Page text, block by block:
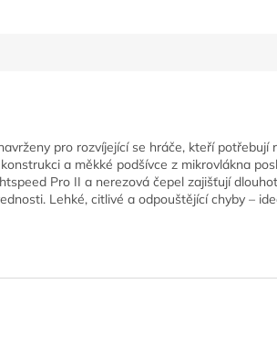
pro rozvíjející se hráče, kteří potřebují
a měkké podšívce z mikrovlákna
Pro II a nerezová čepel zajišťují
Lehké, citlivé a odpouštějící chyby –